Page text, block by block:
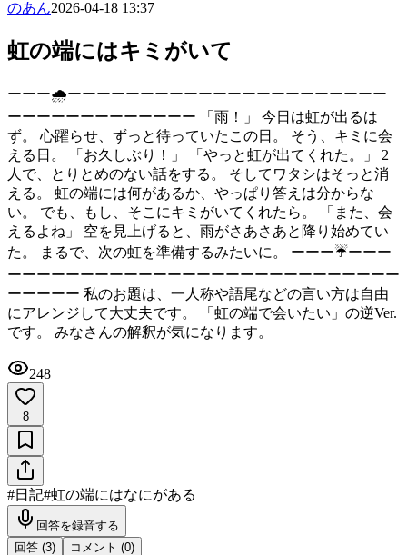
のあん2026-04-18 13:37
虹の端にはキミがいて
ーーー🌧️ーーーーーーーーーーーーーーーーーーーーーー
ーーーーーーーーーーーーー 「雨！」 今日は虹が出るは
ず。 心躍らせ、ずっと待っていたこの日。 そう、キミに会
える日。 「お久しぶり！」 「やっと虹が出てくれた。」 2
人で、とりとめのない話をする。 そしてワタシはそっと消
える。 虹の端には何があるか、やっぱり答えは分からな
い。 でも、もし、そこにキミがいてくれたら。 「また、会
えるよね」 空を見上げると、雨がさあさあと降り始めてい
た。 まるで、次の虹を準備するみたいに。 ーーー☔ーーー
ーーーーーーーーーーーーーーーーーーーーーーーーーーー
ーーーーー 私のお題は、一人称や語尾などの言い方は自由
にアレンジして大丈夫です。 「虹の端で会いたい」の逆Ver.
です。 みなさんの解釈が気になります。
248
8
#日記#虹の端にはなにがある
回答を録音する
回答 (3) コメント (0)